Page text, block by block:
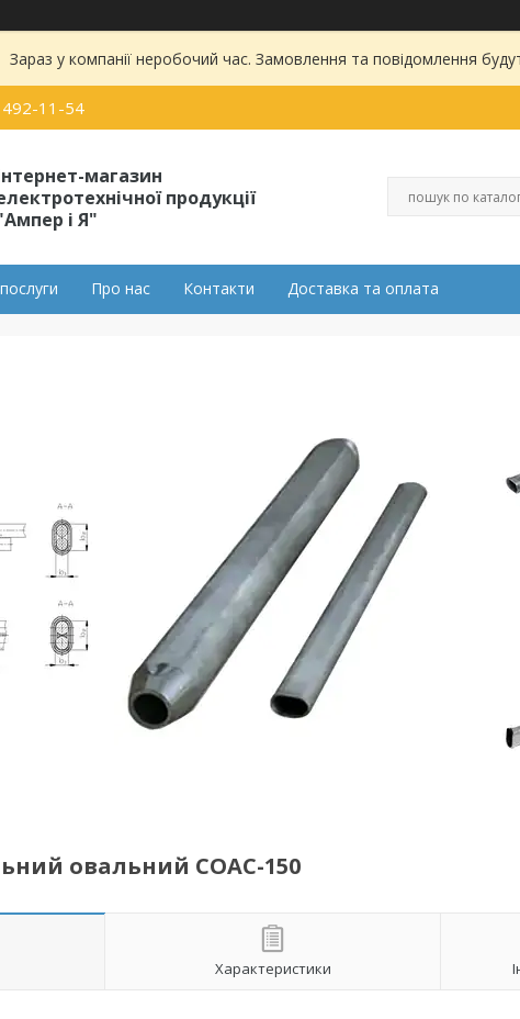
Зараз у компанії неробочий час. Замовлення та повідомлення
11-54
магазин
продукції
і Я"
Про нас Контакти Доставка та оплата
овальний СОАС-150
Характеристики